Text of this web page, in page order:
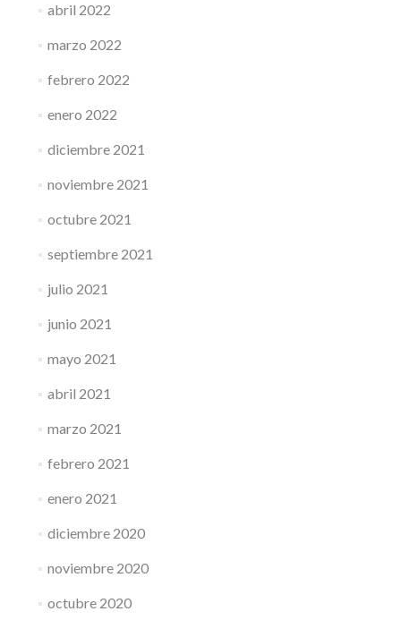
abril 2022
marzo 2022
febrero 2022
enero 2022
diciembre 2021
noviembre 2021
octubre 2021
septiembre 2021
julio 2021
junio 2021
mayo 2021
abril 2021
marzo 2021
febrero 2021
enero 2021
diciembre 2020
noviembre 2020
octubre 2020